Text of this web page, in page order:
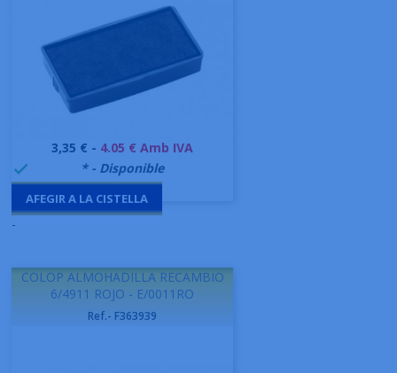
Preu
3,35 € - 4.05 € Amb IVA
 * - Disponible
AFEGIR A LA CISTELLA
-
COLOP ALMOHADILLA RECAMBIO
6/4911 ROJO - E/0011RO
Ref.- F363939